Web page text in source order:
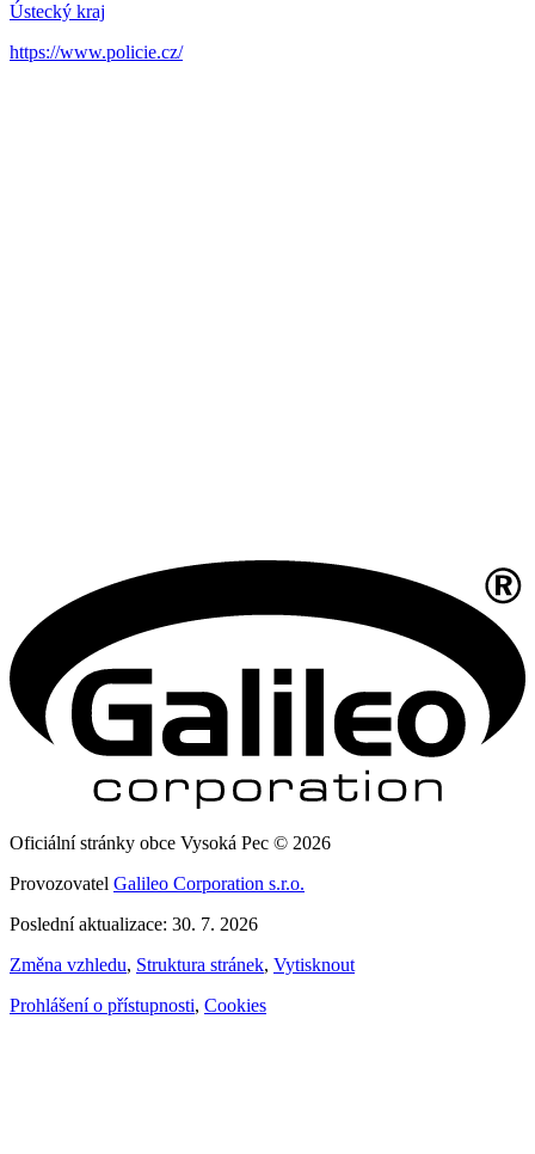
Ústecký kraj
https://www.policie.cz/
Oficiální stránky obce Vysoká Pec © 2026
Provozovatel Galileo Corporation s.r.o.
Poslední aktualizace: 30. 7. 2026
Změna vzhledu, Struktura stránek, Vytisknout
Prohlášení o přístupnosti, Cookies